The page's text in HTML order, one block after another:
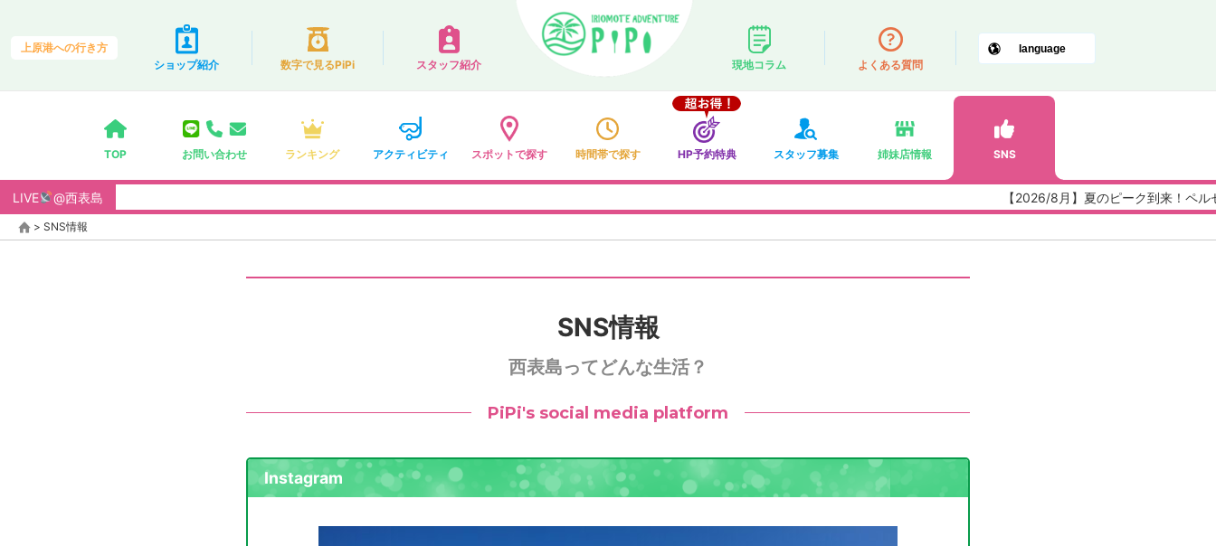
上原港への行き方
ショップ紹介
数字で見るPiPi スタッフ紹介 現地コラム よくある質問
TOP お問い合わせ ランキング アクティビティ スポットで探す 時間帯で探す HP予約特典 スタッフ募集 姉妹店情報 SNS
LIVE @西表島 【2026/8月】夏のピーク到来！ペルセウス
> SNS情報
SNS情報
西表島ってどんな生活？
PiPi's social media platform
Instagram